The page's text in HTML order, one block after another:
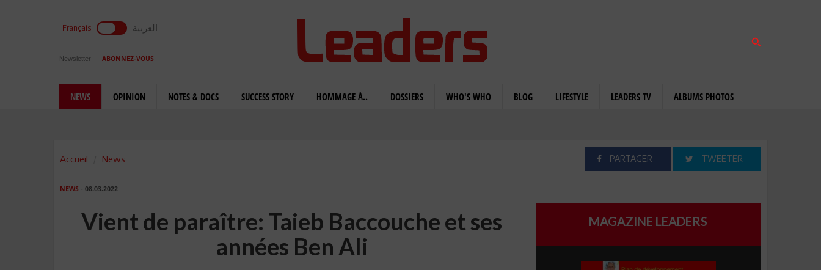
Français العربية
Newsletter ABONNEZ-VOUS
NEWS OPINION NOTES & DOCS SUCCESS STORY HOMMAGE À.. DOSSIERS WHO'S WHO BLOG LIFESTYLE LEADERS TV ALBUMS PHOTOS
Accueil News PARTAGER TWEETER
NEWS - 08.03.2022
Vient de paraître: Taieb Baccouche et ses
années Ben Ali
MAGAZINE LEADERS